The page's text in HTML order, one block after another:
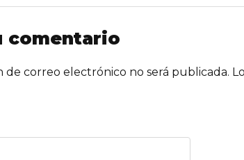
comentario
de correo electrónico no será publicada.